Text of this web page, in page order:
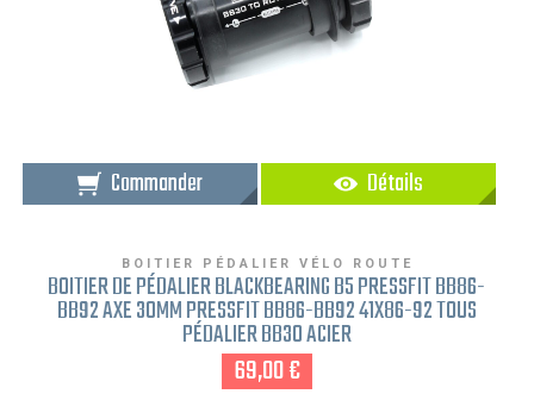
Commander Détails
BOITIER PÉDALIER VÉLO ROUTE
BOITIER DE PÉDALIER BLACKBEARING B5 PRESSFIT BB86-
BB92 AXE 30MM PRESSFIT BB86-BB92 41X86-92 TOUS
PÉDALIER BB30 ACIER
69,00 €